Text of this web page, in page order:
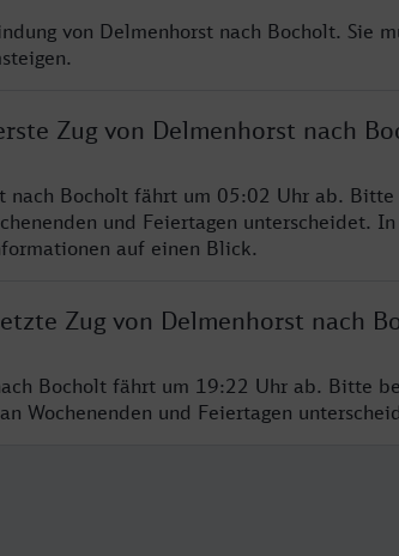
von Delmenhorst nach Bocholt. Sie
Zug von Delmenhorst nach
nach Bocholt fährt um 05:02 Uhr ab. Bitte
und Feiertagen unterscheidet.
auf einen Blick.
Zug von Delmenhorst nach
Bocholt fährt um 19:22 Uhr ab. Bitte
Wochenenden und Feiertagen